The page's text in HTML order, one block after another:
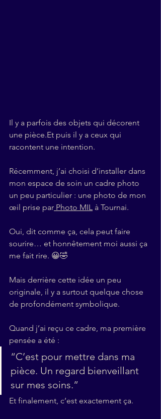
Il y a parfois des objets qui décorent
une pièce.Et puis il y a ceux qui
racontent une intention.
Récemment, j’ai choisi d’installer dans
mon espace de soin un cadre photo
un peu particulier : une photo de mon
œil prise par Photo MIL à Tournai.
Oui, dit comme ça, cela peut faire
sourire… et honnêtement moi aussi ça
me fait rire. 😀🤣
Mais derrière cette idée un peu
originale, il y a surtout quelque chose
de profondément symbolique.
Quand j’ai reçu ce cadre, ma première
pensée a été :
“C’est pour mettre dans ma
pièce. Un regard bienveillant
sur mes soins.”
Et finalement, c’est exactement ça.